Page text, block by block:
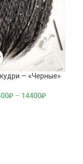
— «Черные»
₽ – 14400₽